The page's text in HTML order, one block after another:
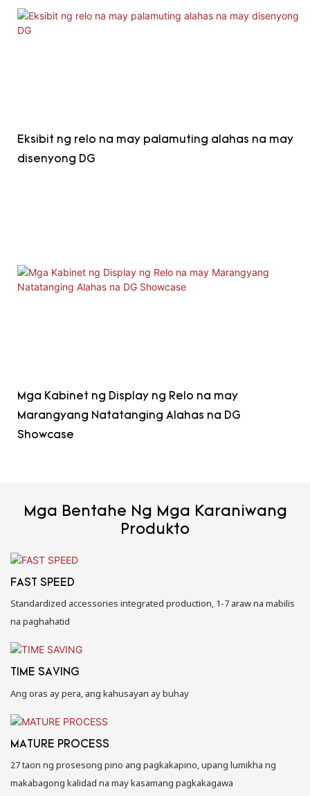
Eksibit ng relo na may palamuting alahas na may
disenyong DG
Mga Kabinet ng Display ng Relo na may
Marangyang Natatanging Alahas na DG
Showcase
Mga Bentahe Ng Mga Karaniwang
Produkto
FAST SPEED
Standardized accessories integrated production, 1-7 araw na mabilis
na paghahatid
TIME SAVING
Ang oras ay pera, ang kahusayan ay buhay
MATURE PROCESS
27 taon ng prosesong pino ang pagkakapino, upang lumikha ng
makabagong kalidad na may kasamang pagkakagawa